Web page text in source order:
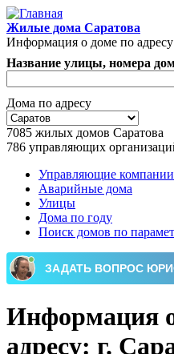
Перейти к основному
Жилые дома Саратова
Информация о доме по адресу
Название улицы, номера
Дома по адресу
7085 жилых домов Саратова
786 управляющих
Главное меню
Управляющие компании
Аварийные дома
Улицы
Дома по году
Поиск домов по
Информация
адресу: г.